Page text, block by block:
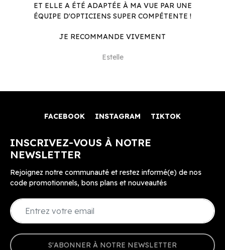
ET ELLE A ÉTÉ ADAPTÉE À MA VUE PAR UNE
ÉQUIPE D'OPTICIENS SUPER COMPÉTENTE !
JE RECOMMANDE VIVEMENT
Estelle
FACEBOOK INSTAGRAM TIKTOK
INSCRIVEZ-VOUS À NOTRE
NEWSLETTER
Rejoignez notre communauté et restez informé(e) de nos
code promotionnels, bons plans et nouveautés
S'ABONNER À NOTRE NEWSLETTER